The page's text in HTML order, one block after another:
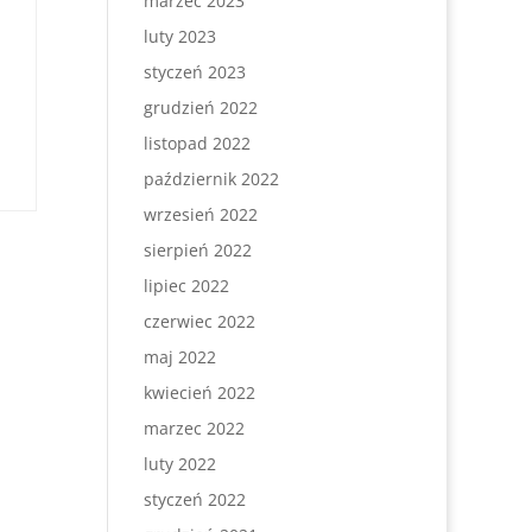
luty 2023
styczeń 2023
grudzień 2022
listopad 2022
październik 2022
wrzesień 2022
sierpień 2022
lipiec 2022
czerwiec 2022
maj 2022
kwiecień 2022
marzec 2022
luty 2022
styczeń 2022